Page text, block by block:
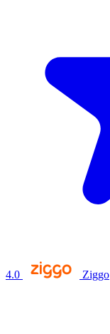
4.0 Ziggo